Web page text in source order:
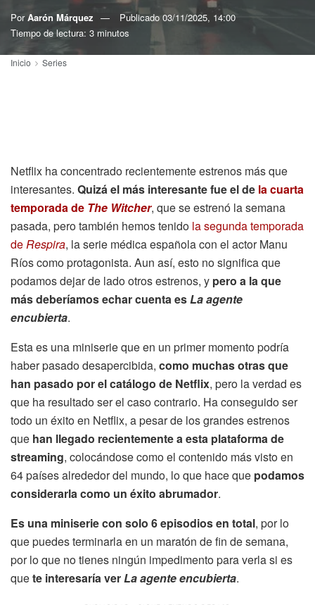
Por Aarón Márquez Publicado 03/11/2025, 14:00
Tiempo de lectura: 3 minutos
Inicio Series
Netflix ha concentrado recientemente estrenos más que
interesantes. Quizá el más interesante fue el de la cuarta
temporada de The Witcher, que se estrenó la semana
pasada, pero también hemos tenido la segunda temporada
deRespira, la serie médica española con el actor Manu
Ríos como protagonista. Aun así, esto no significa que
podamos dejar de lado otros estrenos, y pero a la que
más deberíamos echar cuenta esLa agente
encubierta.
Esta es una miniserie que en un primer momento podría
haber pasado desapercibida, como muchas otras que
han pasado por el catálogo de Netflix, pero la verdad es
que ha resultado ser el caso contrario. Ha conseguido ser
todo un éxito en Netflix, a pesar de los grandes estrenos
que han llegado recientemente a esta plataforma de
streaming, colocándose como el contenido más visto en
64 países alrededor del mundo, lo que hace que podamos
considerarla como un éxito abrumador.
Es una miniserie con solo 6 episodios en total, por lo
que puedes terminarla en un maratón de fin de semana,
por lo que no tienes ningún impedimento para verla si es
quete interesaría verLa agente encubierta.